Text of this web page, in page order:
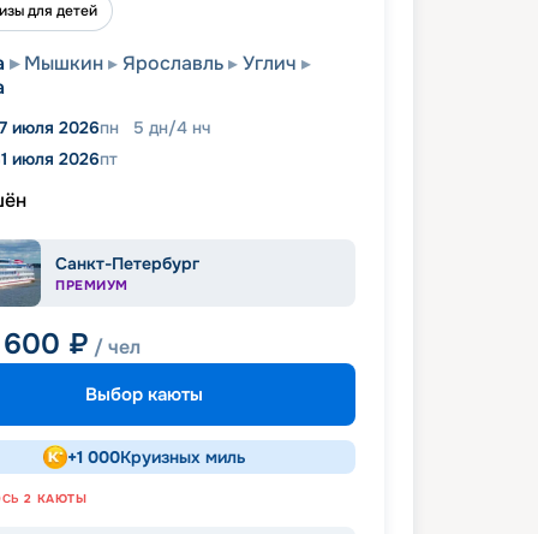
для детей
Мышкин Ярославль
Углич
июля 2026пн 5 дн/4 нч
июля 2026пт
Санкт-Петербург
ПРЕМИУМ
₽ / чел
Выбор каюты
+1 000Круизных миль
2 КАЮТЫ